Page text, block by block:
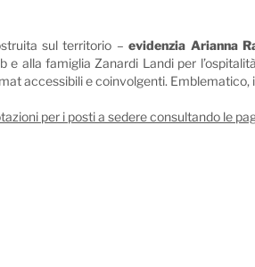
sul territorio –evidenzia Arianna
e alla famiglia Zanardi Landi per
accessibili e coinvolgenti.
per i posti a sedere consultando le